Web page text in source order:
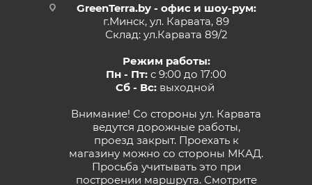
GreenTerra.by - офис и шоу-рум:
г.Минск, ул. Карвата, 89
Склад: ул.Карвата 89/2
Режим работы:
Пн - Пт: с 9:00 до 17:00
Сб - Вс:выходной
Внимание! Со стороны ул. Карвата
ведутся дорожные работы,
проезд закрыт. Проехать к
магазину можно со стороны МКАД.
Просьба учитывать это при
построении маршрута. Смотрите